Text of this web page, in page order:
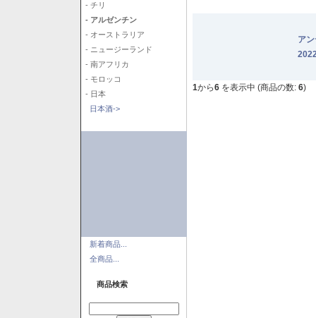
- チリ
- アルゼンチン
- オーストラリア
- ニュージーランド
- 南アフリカ
- モロッコ
- 日本
日本酒->
新着商品...
全商品...
商品検索
ア
1から6 を表示中 (商品の数: 6)